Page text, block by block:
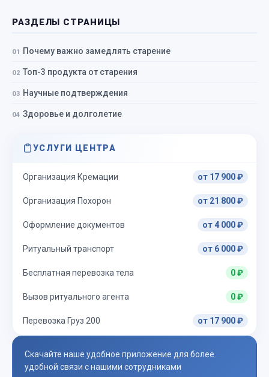
РАЗДЕЛЫ СТРАНИЦЫ
Почему важно замедлять старение
Топ-3 продукта от старения
Научные подтверждения
Здоровье и долголетие
УСЛУГИ ЦЕНТРА
Организация Кремации от 17 900 ₽
Организация Похорон от 21 800 ₽
Оформление документов от 4 000 ₽
Ритуальный транспорт от 6 000 ₽
Бесплатная перевозка тела 0 ₽
Вызов ритуального агента 0 ₽
Перевозка Груз 200 от 17 900 ₽
Скачайте наше удобное приложение для более
удобной связи с нашими сотрудниками